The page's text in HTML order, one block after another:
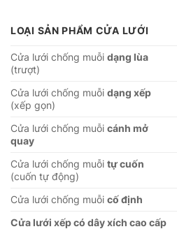
LOẠI SẢN PHẨM CỬA LƯỚI
Cửa lưới chống muỗi dạng lùa
(trượt)
Cửa lưới chống muỗi dạng xếp
(xếp gọn)
Cửa lưới chống muỗi cánh mở
quay
Cửa lưới chống muỗi tự cuốn
(cuốn tự động)
Cửa lưới chống muỗi cố định
Cửa lưới xếp có dây xích cao cấp